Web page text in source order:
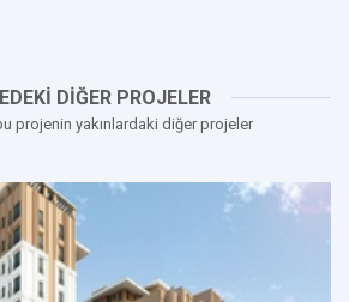
DİĞER PROJELER
projenin yakınlardaki diğer projeler